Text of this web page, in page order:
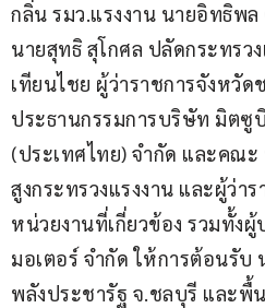
กลิ่น รมว.แรงงาน นายอิทธิพ
นายสุทธิ สุโกศล ปลัดกระทรว
เทียนไชย ผู้ว่าราชการจังหวั
ประธานกรรมการบริษัท มิตซู
(ประเทศไทย) จำกัด และคณ
สูงกระทรวงแรงงาน และผู้ว่า
หน่วยงานที่เกี่ยวข้อง รวมทั้ง
มอเตอร์ จำกัด ให้การต้อนรับ
พลังประชารัฐ จ.ชลบุรี และพื้